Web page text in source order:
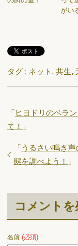
がい
タグ : ネット , 共生,
「 ヒヨドリのベラ
て！
」
「 うるさい鳴き
態を調べよう！
」
コメントを
名前 (必須)